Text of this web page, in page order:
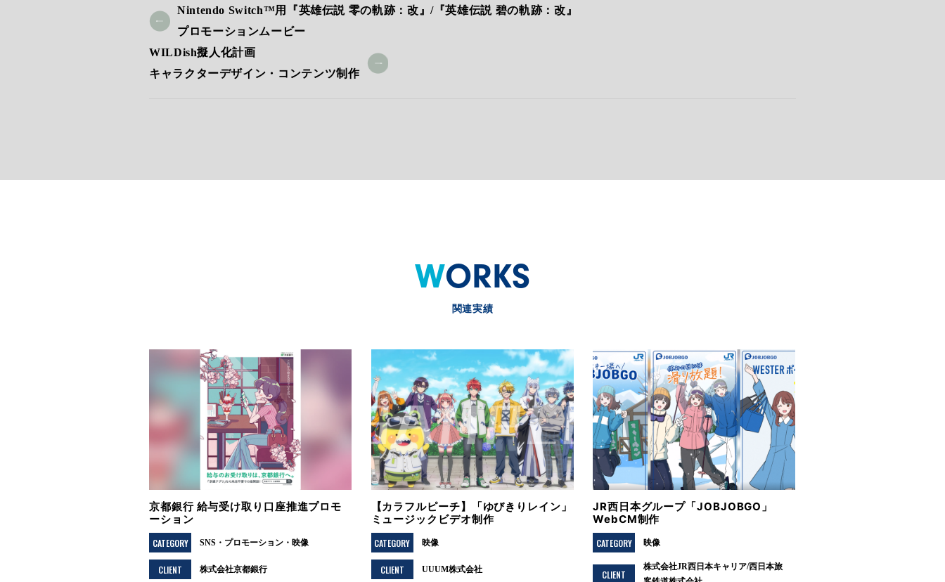
Nintendo Switch™用『英雄伝説 零の軌跡：改』/『英雄伝説 碧の軌跡：改』
プロモーションムービー
WILDish擬人化計画
キャラクターデザイン・コンテンツ制作
WORKS
関連実績
京都銀行 給与受け取り口座推進プロモ
ーション
CATEGORY SNS プロモーション 映像
CLIENT 株式会社京都銀行
【カラフルピーチ】「ゆびきりレイン」
ミュージックビデオ制作
CATEGORY 映像
CLIENT UUUM株式会社
JR西日本グループ「JOBJOBGO」
WebCM制作
CATEGORY 映像
CLIENT
株式会社JR西日本キャリア/西日本旅